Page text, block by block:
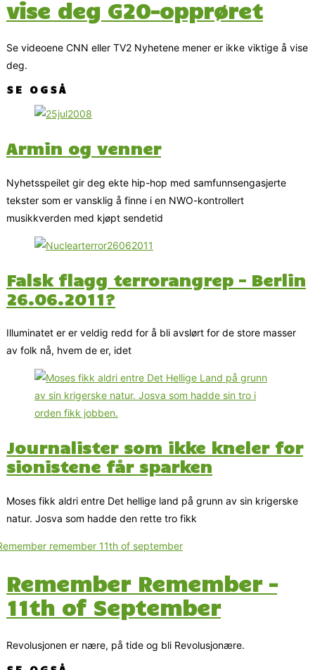
vise deg G20-opprøret
Se videoene CNN eller TV2 Nyhetene mener er ikke viktige å vise
deg.
SE OGSÅ
Armin og venner
Nyhetsspeilet gir deg ekte hip-hop med samfunnsengasjerte
tekster som er vansklig å finne i en NWO-kontrollert
musikkverden med kjøpt sendetid
Falsk flagg terrorangrep – Berlin
26.06.2011?
Illuminatet er er veldig redd for å bli avslørt for de store masser
av folk nå, hvem de er, idet
Journalister som ikke kneler for
sionistene får sparken
Moses fikk aldri entre Det hellige land på grunn av sin krigerske
natur. Josva som hadde den rette tro fikk
Remember Remember –
11th of September
Revolusjonen er nære, på tide og bli Revolusjonære.